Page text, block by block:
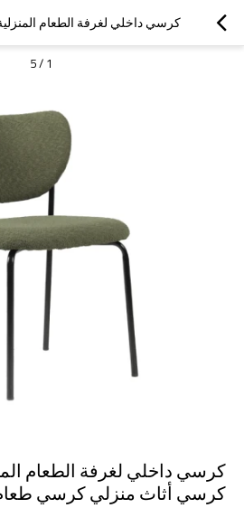
1
/
5
كرسي داخلي لغرفة الطعام
كرسي أثاث منزلي كرسي